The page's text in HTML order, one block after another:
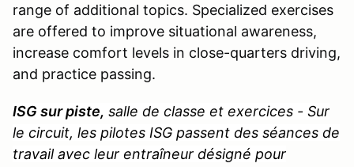
range of additional topics. Specialized exercises
are offered to improve situational awareness,
increase comfort levels in close-quarters driving,
and practice passing.
ISG sur piste, salle de classe et exercices - Sur
le circuit, les pilotes ISG passent des séances de
travail avec leur entraîneur désigné pour